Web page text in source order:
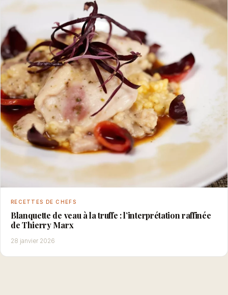
RECETTES DE CHEFS
Blanquette de veau à la truffe : l’interprétation raffinée
de Thierry Marx
28 janvier 2026